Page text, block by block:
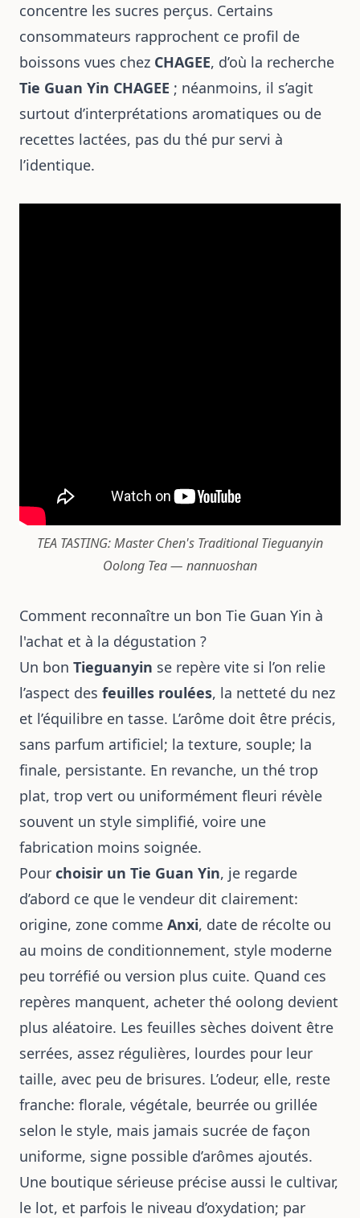
concentre les sucres perçus. Certains
consommateurs rapprochent ce profil de
boissons vues chez CHAGEE, d’où la recherche
Tie Guan Yin CHAGEE ; néanmoins, il s’agit
surtout d’interprétations aromatiques ou de
recettes lactées, pas du thé pur servi à
l’identique.
TEA TASTING: Master Chen's Traditional Tieguanyin
Oolong Tea — nannuoshan
Comment reconnaître un bon Tie Guan Yin à
l'achat et à la dégustation ?
Un bon Tieguanyin se repère vite si l’on relie
l’aspect des feuilles roulées, la netteté du nez
et l’équilibre en tasse. L’arôme doit être précis,
sans parfum artificiel; la texture, souple; la
finale, persistante. En revanche, un thé trop
plat, trop vert ou uniformément fleuri révèle
souvent un style simplifié, voire une
fabrication moins soignée.
Pour choisir un Tie Guan Yin, je regarde
d’abord ce que le vendeur dit clairement:
origine, zone comme Anxi, date de récolte ou
au moins de conditionnement, style moderne
peu torréfié ou version plus cuite. Quand ces
repères manquent, acheter thé oolong devient
plus aléatoire. Les feuilles sèches doivent être
serrées, assez régulières, lourdes pour leur
taille, avec peu de brisures. L’odeur, elle, reste
franche: florale, végétale, beurrée ou grillée
selon le style, mais jamais sucrée de façon
uniforme, signe possible d’arômes ajoutés.
Une boutique sérieuse précise aussi le cultivar,
le lot, et parfois le niveau d’oxydation; par